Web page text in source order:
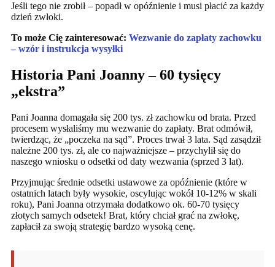
Jeśli tego nie zrobił – popadł w opóźnienie i musi płacić za każdy
dzień zwłoki.
To może Cię zainteresować: Wezwanie do zapłaty zachowku
– wzór i instrukcja wysyłki
Historia Pani Joanny – 60 tysięcy
„ekstra”
Pani Joanna domagała się 200 tys. zł zachowku od brata. Przed
procesem wysłaliśmy mu wezwanie do zapłaty. Brat odmówił,
twierdząc, że „poczeka na sąd”. Proces trwał 3 lata. Sąd zasądził
należne 200 tys. zł, ale co najważniejsze – przychylił się do
naszego wniosku o odsetki od daty wezwania (sprzed 3 lat).
Przyjmując średnie odsetki ustawowe za opóźnienie (które w
ostatnich latach były wysokie, oscylując wokół 10-12% w skali
roku), Pani Joanna otrzymała dodatkowo ok. 60-70 tysięcy
złotych samych odsetek! Brat, który chciał grać na zwłokę,
zapłacił za swoją strategię bardzo wysoką cenę.